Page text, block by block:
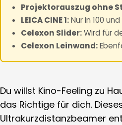
Projektorauszug ohne
LEICA CINE 1:Nur in 100
Celexon Slider:Wird für
Celexon Leinwand:
Du willst Kino-Feeling zu
das Richtige für dich.
Ultrakurzdistanzbeamer